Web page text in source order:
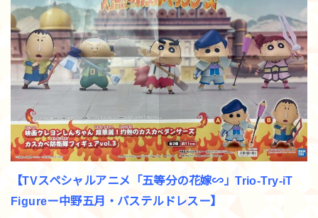
【TVスペシャルアニメ「五等分の花嫁∽」Trio-Try-iT
Figureー中野五月・パステルドレスー】